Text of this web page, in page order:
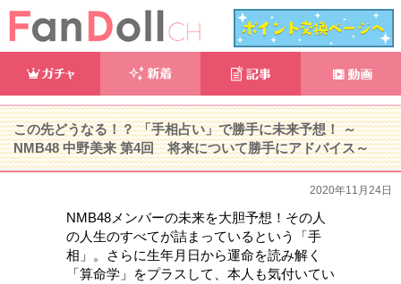
この先どうなる！？ 「手相占い」で勝手に未来予想！ ～
NMB48 中野美来 第4回 将来について勝手にアドバイス～
2020年11月24日
NMB48メンバーの未来を大胆予想！その人
の人生のすべてが詰まっているという「手
相」。さらに生年月日から運命を読み解く
「算命学」をプラスして、本人も気付いてい